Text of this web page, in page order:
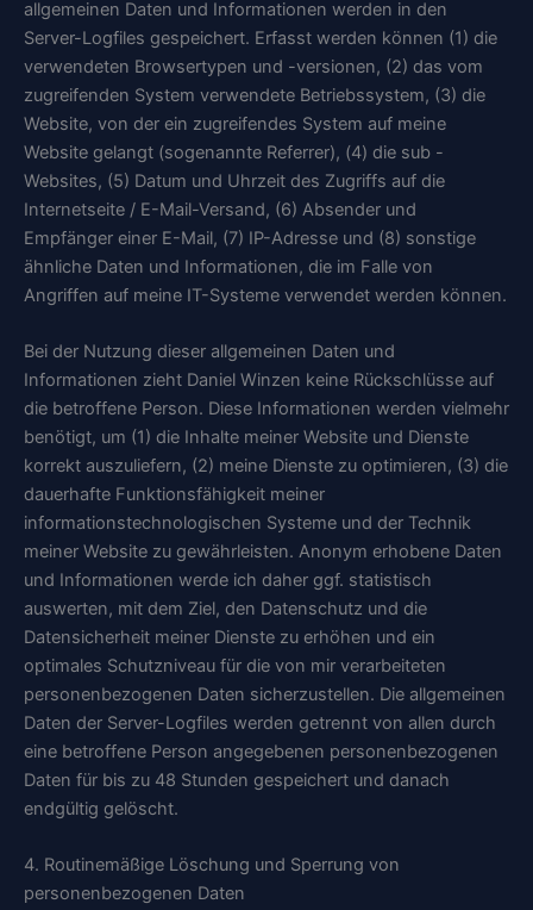
allgemeinen Daten und Informationen werden in den
Server-Logfiles gespeichert. Erfasst werden können (1) die
verwendeten Browsertypen und -versionen, (2) das vom
zugreifenden System verwendete Betriebssystem, (3) die
Website, von der ein zugreifendes System auf meine
Website gelangt (sogenannte Referrer), (4) die sub -
Websites, (5) Datum und Uhrzeit des Zugriffs auf die
Internetseite / E-Mail-Versand, (6) Absender und
Empfänger einer E-Mail, (7) IP-Adresse und (8) sonstige
ähnliche Daten und Informationen, die im Falle von
Angriffen auf meine IT-Systeme verwendet werden können.
Bei der Nutzung dieser allgemeinen Daten und
Informationen zieht Daniel Winzen keine Rückschlüsse auf
die betroffene Person. Diese Informationen werden vielmehr
benötigt, um (1) die Inhalte meiner Website und Dienste
korrekt auszuliefern, (2) meine Dienste zu optimieren, (3) die
dauerhafte Funktionsfähigkeit meiner
informationstechnologischen Systeme und der Technik
meiner Website zu gewährleisten. Anonym erhobene Daten
und Informationen werde ich daher ggf. statistisch
auswerten, mit dem Ziel, den Datenschutz und die
Datensicherheit meiner Dienste zu erhöhen und ein
optimales Schutzniveau für die von mir verarbeiteten
personenbezogenen Daten sicherzustellen. Die allgemeinen
Daten der Server-Logfiles werden getrennt von allen durch
eine betroffene Person angegebenen personenbezogenen
Daten für bis zu 48 Stunden gespeichert und danach
endgültig gelöscht.
4. Routinemäßige Löschung und Sperrung von
personenbezogenen Daten